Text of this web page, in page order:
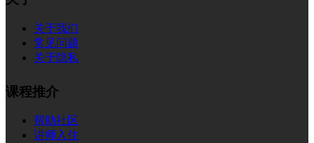
关于我们
常见问题
关于隐私
课程推介
帮助社区
讲师入住